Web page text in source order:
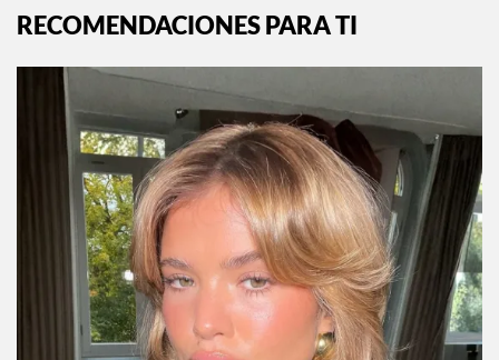
RECOMENDACIONES PARA TI